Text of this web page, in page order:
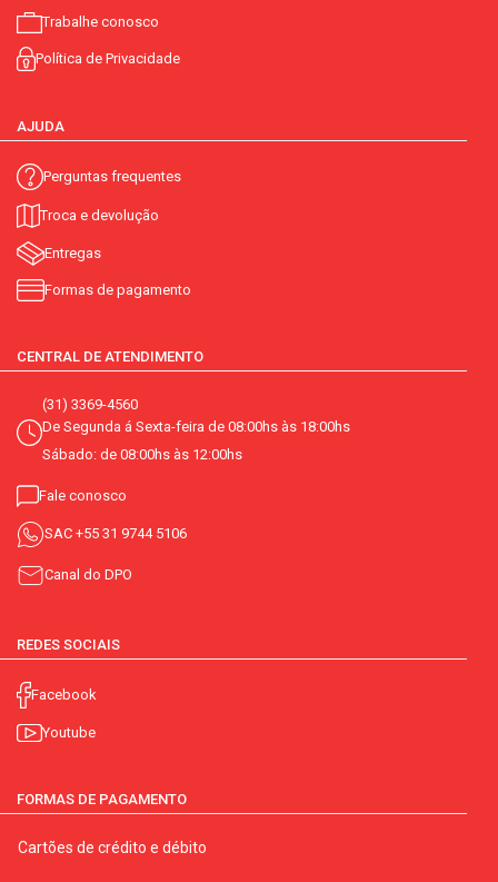
Trabalhe conosco
Política de Privacidade
AJUDA
Perguntas frequentes
Troca e devolução
Entregas
Formas de pagamento
CENTRAL DE ATENDIMENTO
(31) 3369-4560
De Segunda á Sexta-feira de 08:00hs às 18:00hs
Sábado: de 08:00hs às 12:00hs
Fale conosco
SAC +55 31 9744 5106
Canal do DPO
REDES SOCIAIS
Facebook
Youtube
FORMAS DE PAGAMENTO
Cartões de crédito e débito